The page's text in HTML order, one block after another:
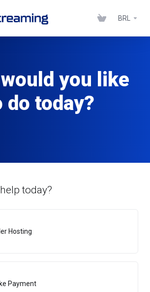
BRL
you like
do today?
today?
Hosting
Payment